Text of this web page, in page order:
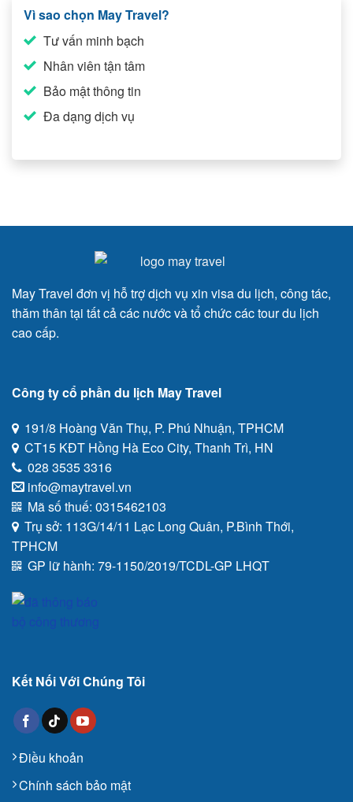
Vì sao chọn May Travel?
Tư vấn minh bạch
Nhân viên tận tâm
Bảo mật thông tin
Đa dạng dịch vụ
May Travel đơn vị hỗ trợ dịch vụ xin visa du lịch, công tác,
thăm thân tại tất cả các nước và tổ chức các tour du lịch
cao cấp.
Công ty cổ phần du lịch May Travel
191/8 Hoàng Văn Thụ, P. Phú Nhuận, TPHCM
CT15 KĐT Hồng Hà Eco City, Thanh Trì, HN
028 3535 3316
info@maytravel.vn
Mã số thuế: 0315462103
Trụ sở: 113G/14/11 Lạc Long Quân, P.Bình Thới,
TPHCM
GP lữ hành: 79-1150/2019/TCDL-GP LHQT
Kết Nối Với Chúng Tôi
Điều khoản
Chính sách bảo mật